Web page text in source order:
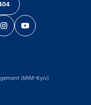
(MIM-Kyiv)